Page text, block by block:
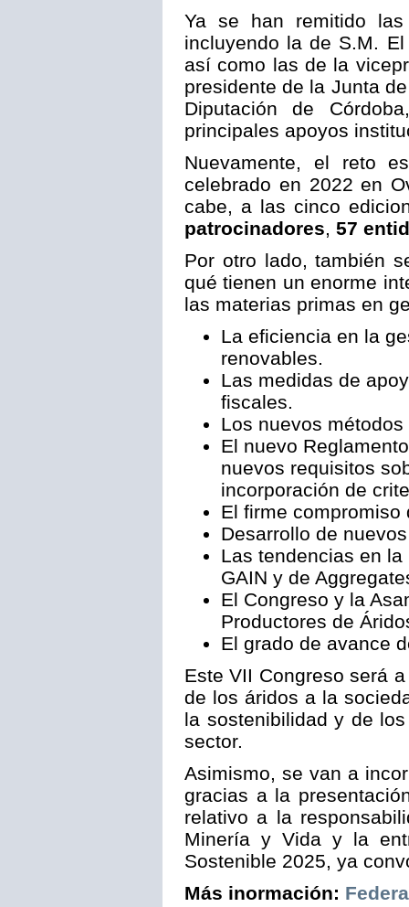
Ya se han remitido
incluyendo la de S.M.
así como las de la
presidente de la Junta
Diputación de
principales apoyos
Nuevamente, el reto
celebrado en 2022 en
cabe, a las cinco
patrocinadores, 57
Por otro lado, también
qué tienen un enorme
las materias primas en
La eficiencia en la
renovables.
Las medidas de
fiscales.
Los nuevos
El nuevo
nuevos requisitos
incorporación de
El firme
Desarrollo de
Las tendencias en
GAIN y de
El Congreso y la
Productores de
El grado de avance
Este VII Congreso será
de los áridos a la
la sostenibilidad y de
sector.
Asimismo, se van a
gracias a la
relativo a la
Minería y Vida y la
Sostenible 2025, ya
Más inormación: